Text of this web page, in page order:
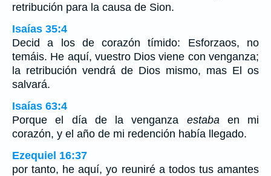
retribución para la causa de Sion.
Isaías 35:4
Decid a los de corazón tímido: Esforzaos, no
temáis. He aquí, vuestro Dios viene con venganza;
la retribución vendrá de Dios mismo, mas El os
salvará.
Isaías 63:4
Porque el día de la venganza estaba en mi
corazón, y el año de mi redención había llegado.
Ezequiel 16:37
por tanto, he aquí, yo reuniré a todos tus amantes